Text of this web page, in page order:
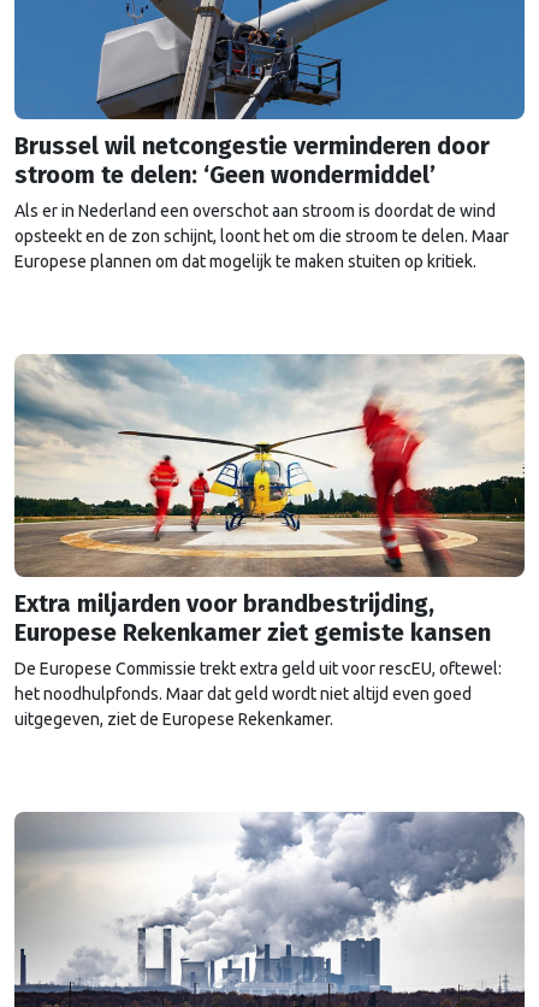
Brussel wil netcongestie verminderen door
stroom te delen: ‘Geen wondermiddel’
Als er in Nederland een overschot aan stroom is doordat de wind
opsteekt en de zon schijnt, loont het om die stroom te delen. Maar
Europese plannen om dat mogelijk te maken stuiten op kritiek.
Extra miljarden voor brandbestrijding,
Europese Rekenkamer ziet gemiste kansen
De Europese Commissie trekt extra geld uit voor rescEU, oftewel:
het noodhulpfonds. Maar dat geld wordt niet altijd even goed
uitgegeven, ziet de Europese Rekenkamer.